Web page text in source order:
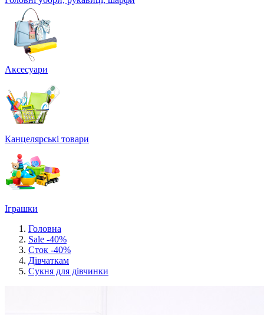
Аксесуари
Канцелярські товари
Іграшки
Головна
Sale -40%
Сток -40%
Дівчаткам
Сукня для дівчинки